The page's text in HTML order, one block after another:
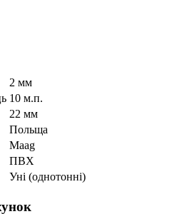
2 мм
10 м.п.
22 мм
Польща
Maag
ПВХ
Уні (однотонні)